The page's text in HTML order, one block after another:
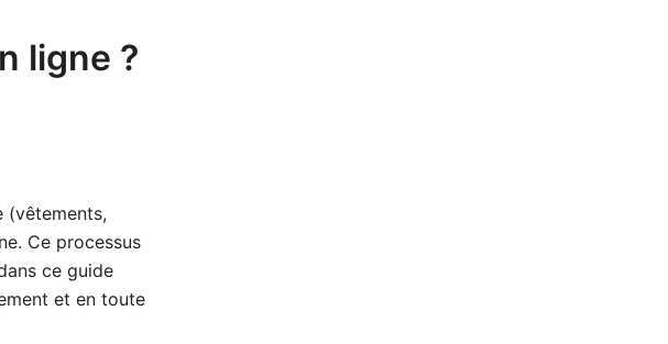
ligne ?
(vêtements,
Ce processus
ce guide
et en toute